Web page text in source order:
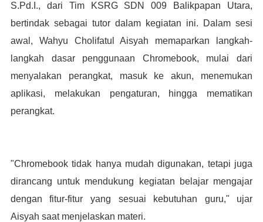
S.Pd.I., dari Tim KSRG SDN 009 Balikpapan Utara,
bertindak sebagai tutor dalam kegiatan ini. Dalam sesi
awal, Wahyu Cholifatul Aisyah memaparkan langkah-
langkah dasar penggunaan Chromebook, mulai dari
menyalakan perangkat, masuk ke akun, menemukan
aplikasi, melakukan pengaturan, hingga mematikan
perangkat.
"Chromebook tidak hanya mudah digunakan, tetapi juga
dirancang untuk mendukung kegiatan belajar mengajar
dengan fitur-fitur yang sesuai kebutuhan guru," ujar
Aisyah saat menjelaskan materi.